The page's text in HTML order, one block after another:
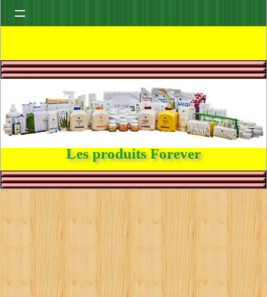
Les produits Forever